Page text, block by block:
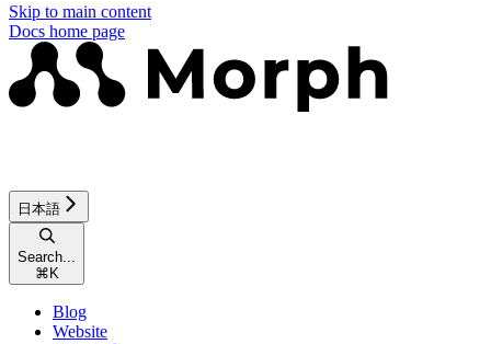
Skip to main content
Docs home page
日本語
Search...
⌘ K
Blog
Website